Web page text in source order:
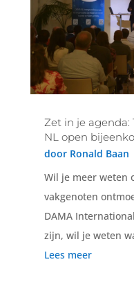
Zet in je agenda:
NL open
door Ronald Baan
Wil je meer weten
vakgenoten
DAMA
zijn, wil je weten
Lees meer